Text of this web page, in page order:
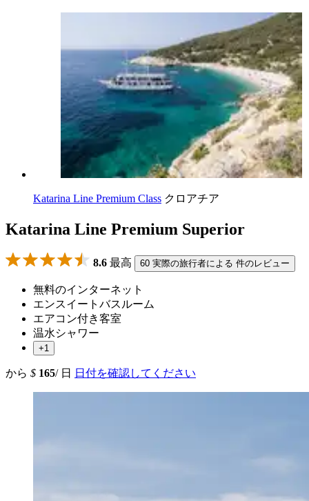
Katarina Line Premium Class クロアチア
Katarina Line Premium Superior
8.6 最高 60 実際の旅行者による 件のレビュー
無料のインターネット
エンスイートバスルーム
エアコン付き客室
温水シャワー
+1
から $ 165/ 日 日付を確認してください